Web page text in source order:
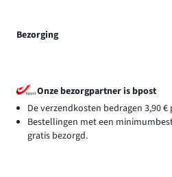
Bezorging
Onze bezorgpartner is bpost
De verzendkosten bedragen 3,90
Bestellingen met een
gratis bezorgd.